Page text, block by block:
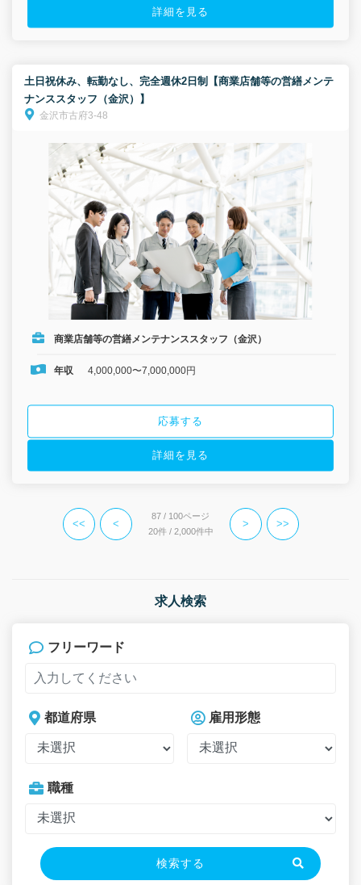
詳細を見る
土日祝休み、転勤なし、完全週休2日制【商業店舗等の営繕メンテ
ナンススタッフ（金沢）】
金沢市古府3-48
商業店舗等の営繕メンテナンススタッフ（金沢）
年収 4,000,000〜7,000,000円
応募する
詳細を見る
<< <
87 / 100ページ
20件 / 2,000件中
> >>
求人検索
フリーワード
都道府県 雇用形態
職種
検索する